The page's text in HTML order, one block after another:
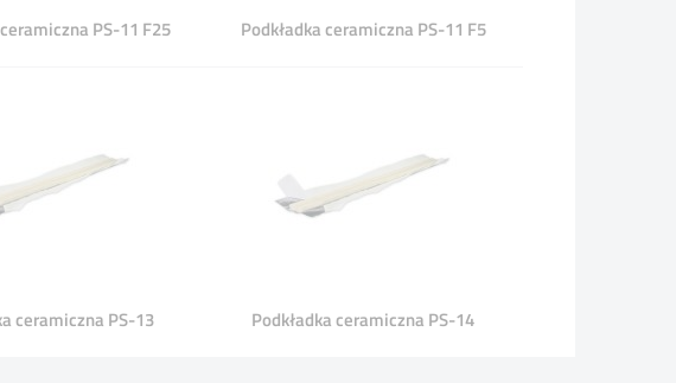
PS-11 F25 Podkładka ceramiczna PS-11 F5
ceramiczna PS-13 Podkładka ceramiczna PS-14